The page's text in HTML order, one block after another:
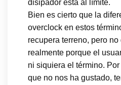
disipador está al límite.
Bien es cierto que la
overclock en estos
recupera terreno, pero
realmente porque el
ni siquiera el término.
que no nos ha gustado,